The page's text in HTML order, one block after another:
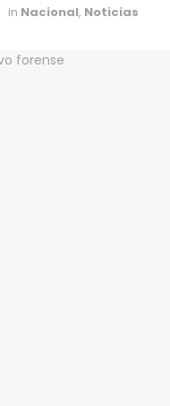
in Nacional, Noticias